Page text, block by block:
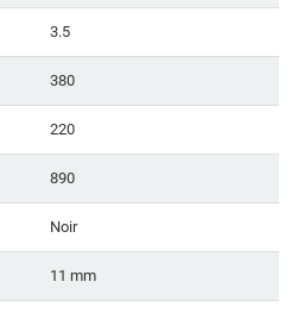
3.5
380
220
890
Noir
11 mm